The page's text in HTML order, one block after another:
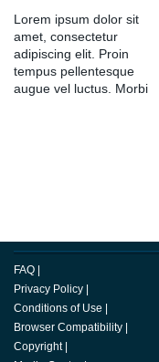
Lorem ipsum dolor sit
amet, consectetur
adipiscing elit. Proin
tempus pellentesque
augue vel luctus. Morbi
FAQ
Privacy Policy
Conditions of Use
Browser Compatibility
Copyright